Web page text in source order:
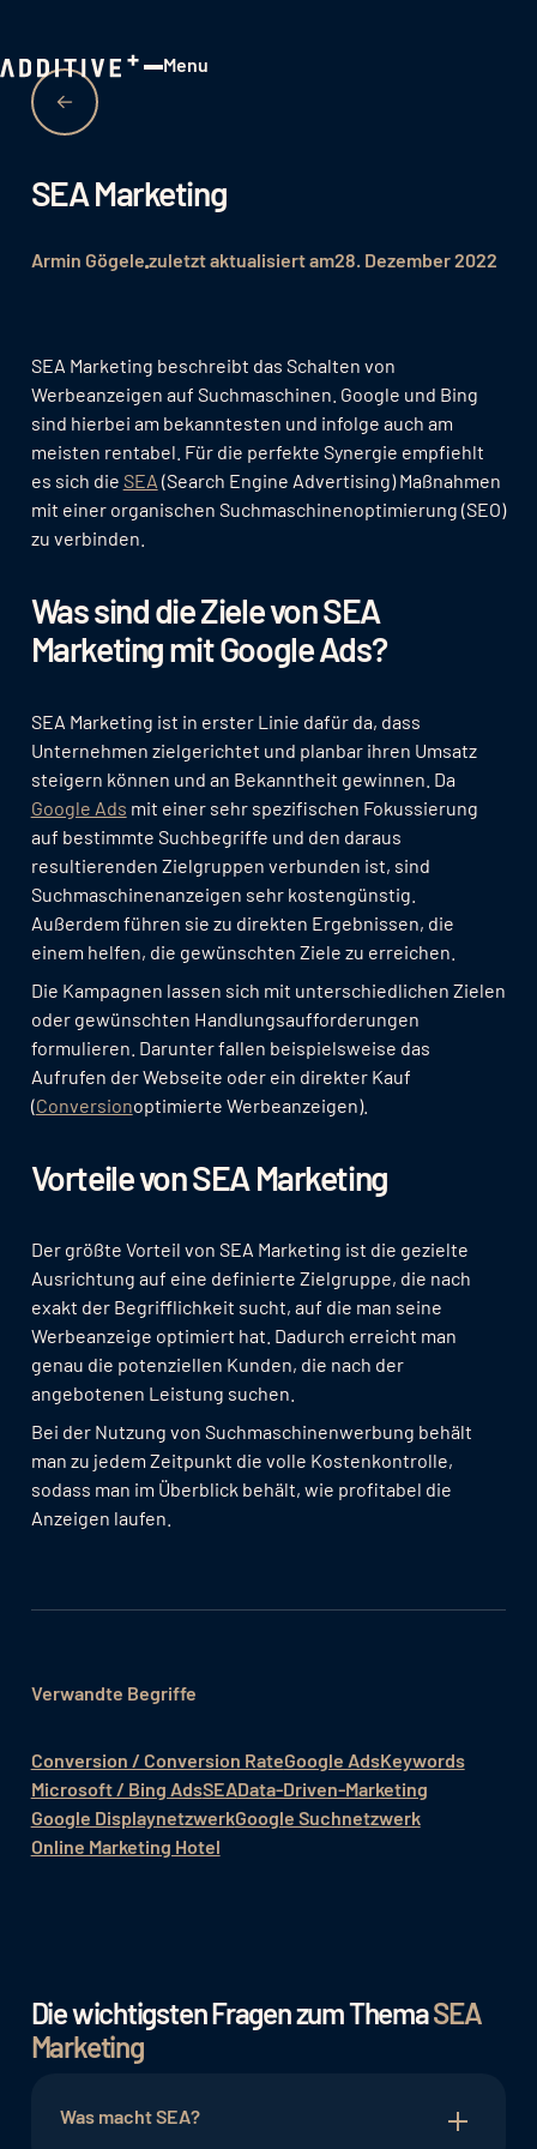
Menu
SEA Marketing
Armin Gögelezuletzt aktualisiert am28. Dezember 2022
SEA Marketing beschreibt das Schalten von
Werbeanzeigen auf Suchmaschinen. Google und Bing
sind hierbei am bekanntesten und infolge auch am
meisten rentabel. Für die perfekte Synergie empfiehlt
es sich die SEA (Search Engine Advertising) Maßnahmen
mit einer organischen Suchmaschinenoptimierung (SEO)
zu verbinden.
Was sind die Ziele von SEA
Marketing mit Google Ads?
SEA Marketing ist in erster Linie dafür da, dass
Unternehmen zielgerichtet und planbar ihren Umsatz
steigern können und an Bekanntheit gewinnen. Da
Google Ads mit einer sehr spezifischen Fokussierung
auf bestimmte Suchbegriffe und den daraus
resultierenden Zielgruppen verbunden ist, sind
Suchmaschinenanzeigen sehr kostengünstig.
Außerdem führen sie zu direkten Ergebnissen, die
einem helfen, die gewünschten Ziele zu erreichen.
Die Kampagnen lassen sich mit unterschiedlichen Zielen
oder gewünschten Handlungsaufforderungen
formulieren. Darunter fallen beispielsweise das
Aufrufen der Webseite oder ein direkter Kauf
(Conversionoptimierte Werbeanzeigen).
Vorteile von SEA Marketing
Der größte Vorteil von SEA Marketing ist die gezielte
Ausrichtung auf eine definierte Zielgruppe, die nach
exakt der Begrifflichkeit sucht, auf die man seine
Werbeanzeige optimiert hat. Dadurch erreicht man
genau die potenziellen Kunden, die nach der
angebotenen Leistung suchen.
Bei der Nutzung von Suchmaschinenwerbung behält
man zu jedem Zeitpunkt die volle Kostenkontrolle,
sodass man im Überblick behält, wie profitabel die
Anzeigen laufen.
Verwandte Begriffe
Conversion / Conversion RateGoogle AdsKeywords
Microsoft / Bing AdsSEAData-Driven-Marketing
Google DisplaynetzwerkGoogle Suchnetzwerk
Online Marketing Hotel
Die wichtigsten Fragen zum ThemaSEA
Marketing
Was macht SEA?